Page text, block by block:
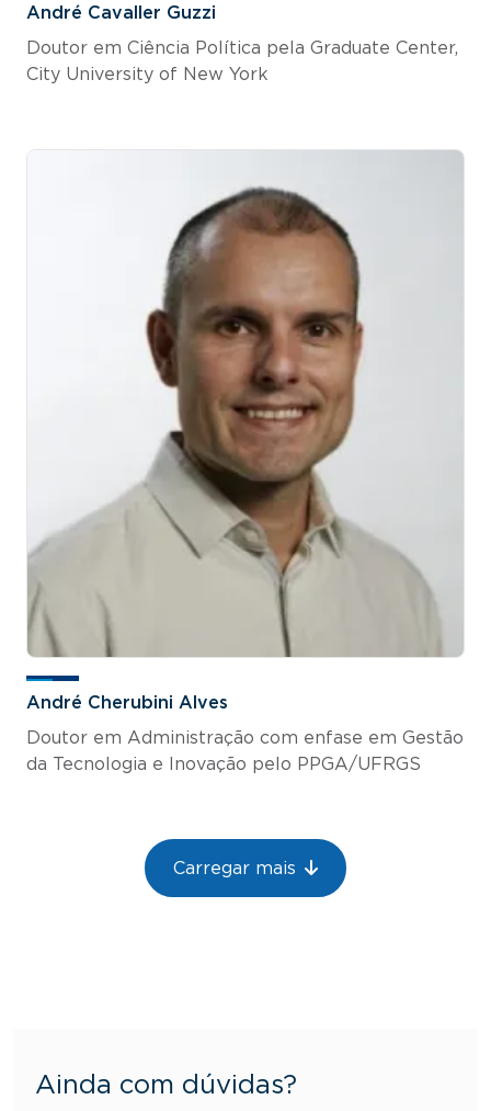
André Cavaller Guzzi
Doutor em Ciência Política pela Graduate Center,
City University of New York
André Cherubini Alves
Doutor em Administração com enfase em Gestão
da Tecnologia e Inovação pelo PPGA/UFRGS
Carregar mais
Ainda com dúvidas?